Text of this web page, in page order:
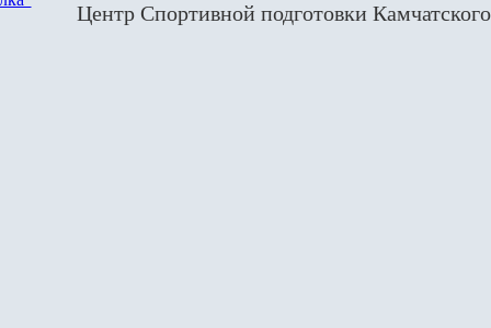
Центр Спортивной подготовки